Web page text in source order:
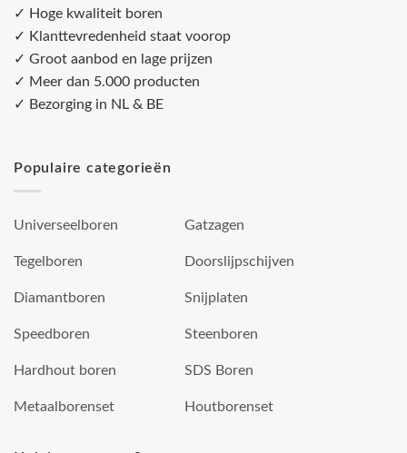
✓ Hoge kwaliteit boren
✓ Klanttevredenheid staat voorop
✓ Groot aanbod en lage prijzen
✓ Meer dan 5.000 producten
✓ Bezorging in NL & BE
Populaire categorieën
Universeelboren
Tegelboren
Diamantboren
Speedboren
Hardhout boren
Metaalborenset
Gatzagen
Doorslijpschijven
Snijplaten
Steenboren
SDS Boren
Houtborenset